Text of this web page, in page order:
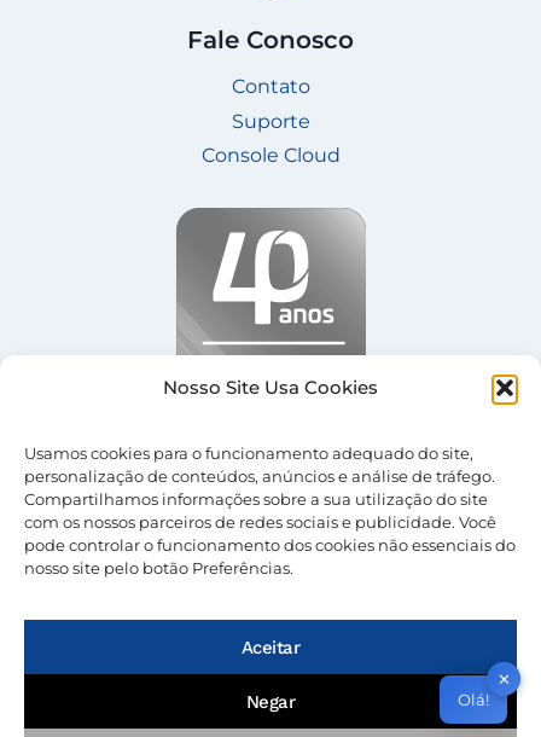
Nosso Site Usa Cookies
Usamos cookies para o funcionamento adequado do site,
personalização de conteúdos, anúncios e análise de tráfego.
Compartilhamos informações sobre a sua utilização do site
com os nossos parceiros de redes sociais e publicidade. Você
pode controlar o funcionamento dos cookies não essenciais do
nosso site pelo botão Preferências.
Aceitar
Negar
Fale Conosco
Contato
Suporte
Console Cloud
© 2026 Nevolus |Termos de Uso
✕
Olá!